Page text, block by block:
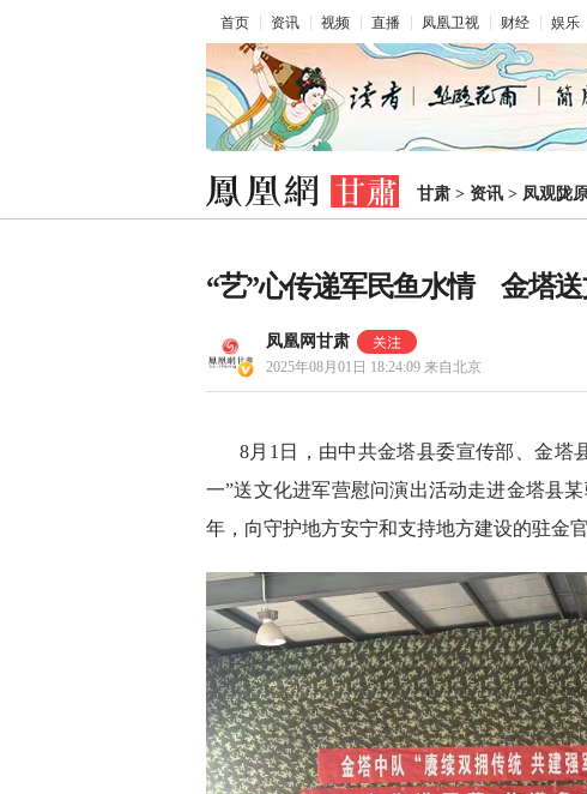
首页 资讯 视频 直播 凤凰卫视 财经 娱乐
甘肃 > 资讯 > 凤观陇
“艺”心传递军民鱼水情 金塔
凤凰网甘肃
2025年08月01日 18:24:09 来自北京
8月1日，由中共金塔县委宣传部、金
一”送文化进军营慰问演出活动走进金塔县
年，向守护地方安宁和支持地方建设的驻金